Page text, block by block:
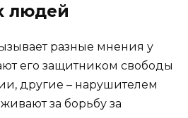
людей
разные мнения у
его защитником свободы
другие – нарушителем
за борьбу за